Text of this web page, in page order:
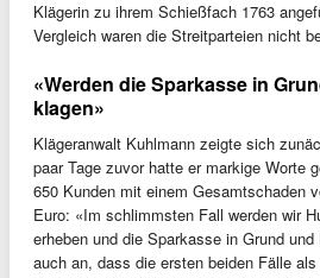
Klägerin zu ihrem Schießfach 1763
Vergleich waren die Streitparteien nicht
«Werden die Sparkasse in
klagen»
Klägeranwalt Kuhlmann zeigte sich
paar Tage zuvor hatte er markige Worte
650 Kunden mit einem Gesamtschaden
Euro: «Im schlimmsten Fall werden wir
erheben und die Sparkasse in Grund
auch an, dass die ersten beiden Fälle